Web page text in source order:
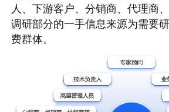
人、下游客户、分销商、代理商
调研部分的一手信息来源为需要
费群体。